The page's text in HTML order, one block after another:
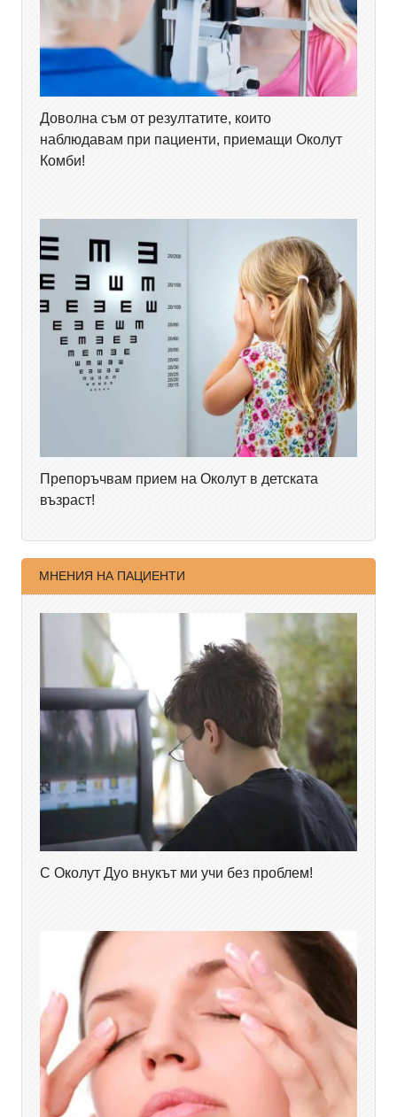
Доволна съм от резултатите, които
наблюдавам при пациенти, приемащи Околут
Комби!
Препоръчвам прием на Околут в детската
възраст!
МНЕНИЯ НА ПАЦИЕНТИ
С Околут Дуо внукът ми учи без проблем!